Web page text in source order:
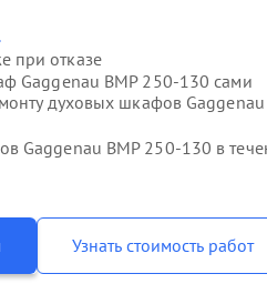
при отказе
Gaggenau BMP 250-130 сами
духовых шкафов
Gaggenau BMP 250-130 в
Узнать стоимость работ